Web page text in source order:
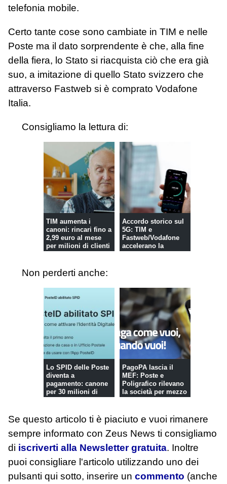
telefonia mobile.
Certo tante cose sono cambiate in TIM e nelle
Poste ma il dato sorprendente è che, alla fine
della fiera, lo Stato si riacquista ciò che era già
suo, a imitazione di quello Stato svizzero che
attraverso Fastweb si è comprato Vodafone
Italia.
Consigliamo la lettura di:
TIM aumenta i
canoni: rincari fino a
2,99 euro al mese
per milioni di clienti
Accordo storico sul
5G: TIM e
Fastweb/Vodafone
accelerano la
Non perderti anche:
Lo SPID delle Poste
diventa a
pagamento: canone
per 30 milioni di
PagoPA lascia il
MEF: Poste e
Poligrafico rilevano
la società per mezzo
Se questo articolo ti è piaciuto e vuoi rimanere
sempre informato con Zeus News ti consigliamo
di iscriverti alla Newsletter gratuita. Inoltre
puoi consigliare l'articolo utilizzando uno dei
pulsanti qui sotto, inserire un commento (anche